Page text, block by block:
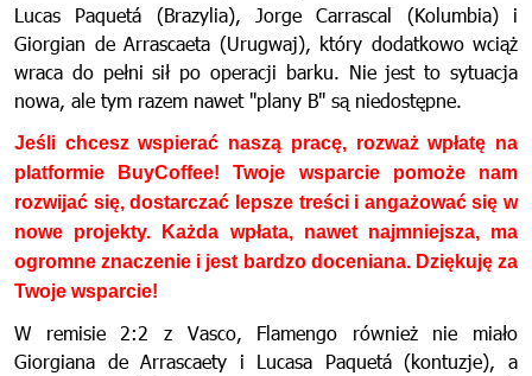
Lucas Paquetá (Brazylia), Jorge Carrascal (Kolumbia) i
Giorgian de Arrascaeta (Urugwaj), który dodatkowo wciąż
wraca do pełni sił po operacji barku. Nie jest to sytuacja
nowa, ale tym razem nawet "plany B" są niedostępne.
Jeśli chcesz wspierać naszą pracę, rozważ wpłatę na
platformie BuyCoffee! Twoje wsparcie pomoże nam
rozwijać się, dostarczać lepsze treści i angażować się w
nowe projekty. Każda wpłata, nawet najmniejsza, ma
ogromne znaczenie i jest bardzo doceniana. Dziękuję za
Twoje wsparcie!
W remisie 2:2 z Vasco, Flamengo również nie miało
Giorgiana de Arrascaety i Lucasa Paquetá (kontuzje), a